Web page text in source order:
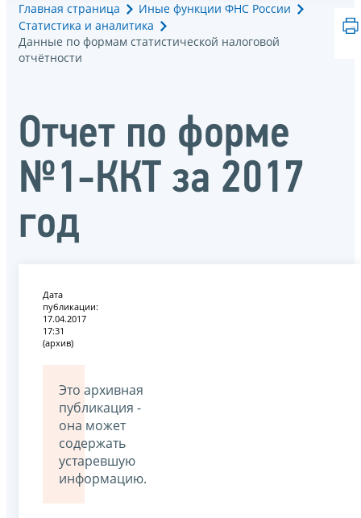
Главная страница
Иные функции ФНС России
Статистика и аналитика
Данные по формам статистической налоговой
отчётности
Отчет по форме
№1-ККТ за 2017
год
Дата
публикации:
17.04.2017
17:31
(архив)
Это архивная
публикация -
она может
содержать
устаревшую
информацию.